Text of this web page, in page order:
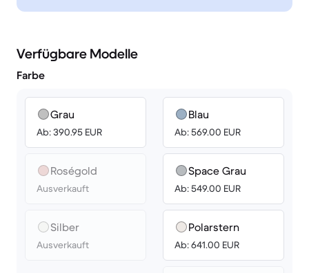
Verfügbare Modelle
Farbe
Grau
Ab: 390.95 EUR
Roségold
Ausverkauft
Silber
Ausverkauft
Blau
Ab: 569.00 EUR
Space Grau
Ab: 549.00 EUR
Polarstern
Ab: 641.00 EUR